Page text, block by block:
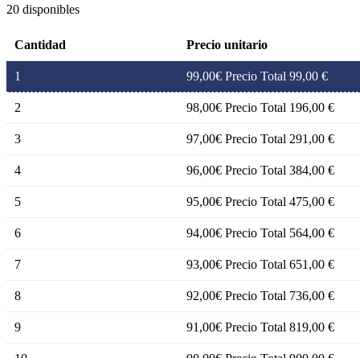
20 disponibles
Cantidad Precio unitario
1 99,00€ Precio Total 99,00 €
2 98,00€ Precio Total 196,00 €
3 97,00€ Precio Total 291,00 €
4 96,00€ Precio Total 384,00 €
5 95,00€ Precio Total 475,00 €
6 94,00€ Precio Total 564,00 €
7 93,00€ Precio Total 651,00 €
8 92,00€ Precio Total 736,00 €
9 91,00€ Precio Total 819,00 €